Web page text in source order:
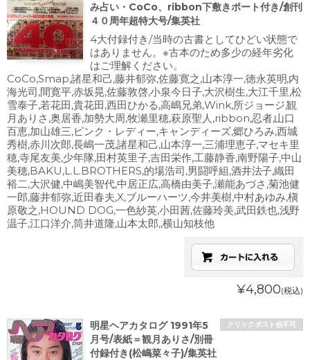
み占い・CoCo、ribbon下敷きポート付き/創刊
４０周年超特大号/集英社
4大付録付き/当時の古書としてひどい状態で
はありません。※古本のため多少の経年劣化
はご理解ください。
CoCo,Smap,諸星和己,藤井郁弥,佐藤寛之,山本淳一,徳永英明,内
海光司,間寛平,赤坂晃,佐藤敦啓,小泉今日子,大沢樹生,大江千里,松
雪泰子,若花田,貴花田,西田ひかる,高嶋兄弟,Wink,所ジョージ,観
月ありさ,奥居香,加勢大周,牧瀬里穂,萩原聖人,ribbon,忍者,山口
百恵,加山雄三,ピンク・レディー,キャンディーズ,郷ひろみ,西城
秀樹,赤川次郎,長嶋一茂,諸星和己,山本淳一,三浦理恵子,マセキ里
穂,寺尾友美,少年隊,田村英里子,吉田栄作,工藤静香,南野陽子,中山
美穂,BAKU,L.L.BROTHERS,的場浩司,男闘呼組,酒井法子,織田
裕二,大沢健,中嶋美智代,中居正広,高橋由美子,瀬能あづさ,菊池健
一郎,藤井郁弥,近田春夫,X,ブルーハーツ,今井美樹,中村あゆみ,槇
原敬之,HOUND DOG,一色紗英,小田茜,佐藤玲美,武田鉄也,浅野
温子,江口洋介,筒井道隆,山本太郎,,横山知枝他
¥4,800(税込)
クリックポスト他不可
明星ヘアカタログ 1991年5
月号/表紙＝観月ありさ/別冊
付録付き(松嶋菜々子)/集英社